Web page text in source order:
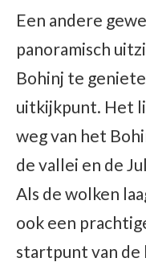
Een andere
panoramisch
Bohinj te
uitkijkpunt. Het
weg van het
de vallei en de
Als de wolken
ook een
startpunt van de